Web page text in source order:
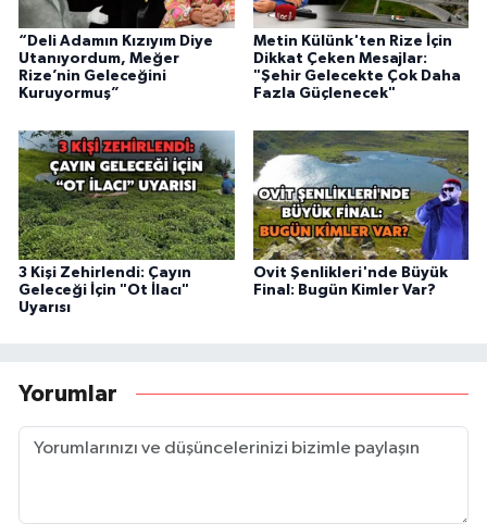
“Deli Adamın Kızıyım Diye
Utanıyordum, Meğer
Rize’nin Geleceğini
Kuruyormuş”
Metin Külünk'ten Rize İçin
Dikkat Çeken Mesajlar:
"Şehir Gelecekte Çok Daha
Fazla Güçlenecek"
3 Kişi Zehirlendi: Çayın
Geleceği İçin "Ot İlacı"
Uyarısı
Ovit Şenlikleri'nde Büyük
Final: Bugün Kimler Var?
Yorumlar